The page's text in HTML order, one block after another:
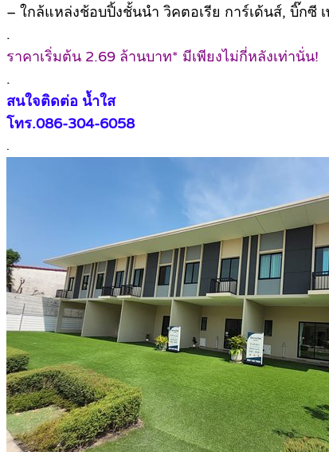
– ใกล้แหล่งช้อบปิ้งชั้นนำ วิคตอเรีย การ์เด้นส์, บิ๊กซี
.
ราคาเริ่มต้น 2.69 ล้านบาท* มีเพียงไม่กี่หลังเท่านั่น!
.
สนใจติดต่อ น้ำใส
โทร.086-304-6058
.